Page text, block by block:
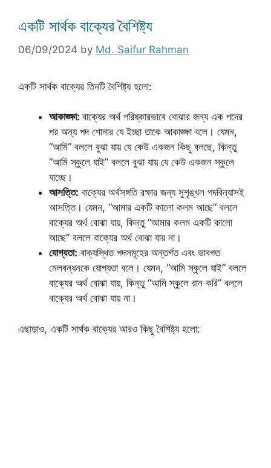
একটি সার্থক বাক্যের বৈশিষ্ট্য
06/09/2024 by Md. Saifur Rahman
একটি সার্থক বাক্যের তিনটি বৈশিষ্ট্য হলো:
আকাঙ্ক্ষা: বাক্যের অর্থ পরিষ্কারভাবে বোঝার জন্য এক পদের
পর অন্য পদ শোনার যে ইচ্ছা তাকে আকাঙ্ক্ষা বলে। যেমন,
“আমি” বললে বুঝা যায় যে কেউ একজন কিছু বলছে, কিন্তু
“আমি স্কুলে যাই” বললে বুঝা যায় যে কেউ একজন স্কুলে
যাচ্ছে।
আসত্তি: বাক্যের অর্থসঙ্গতি রক্ষার জন্য সুশৃঙ্খল পদবিন্যাসই
আসত্তি। যেমন, “আমার একটি কালো কলম আছে” বললে
বাক্যের অর্থ বোঝা যায়, কিন্তু “আমার কলম একটি কালো
আছে” বললে বাক্যের অর্থ বোঝা যায় না।
যোগ্যতা: বাক্যস্থিত পদসমূহের অন্তর্গত এবং ভাবগত
মেলবন্ধনকে যোগ্যতা বলে। যেমন, “আমি স্কুলে যাই” বললে
বাক্যের অর্থ বোঝা যায়, কিন্তু “আমি স্কুলে রান করি” বললে
বাক্যের অর্থ বোঝা যায় না।
এছাড়াও, একটি সার্থক বাক্যের আরও কিছু বৈশিষ্ট্য হলো: